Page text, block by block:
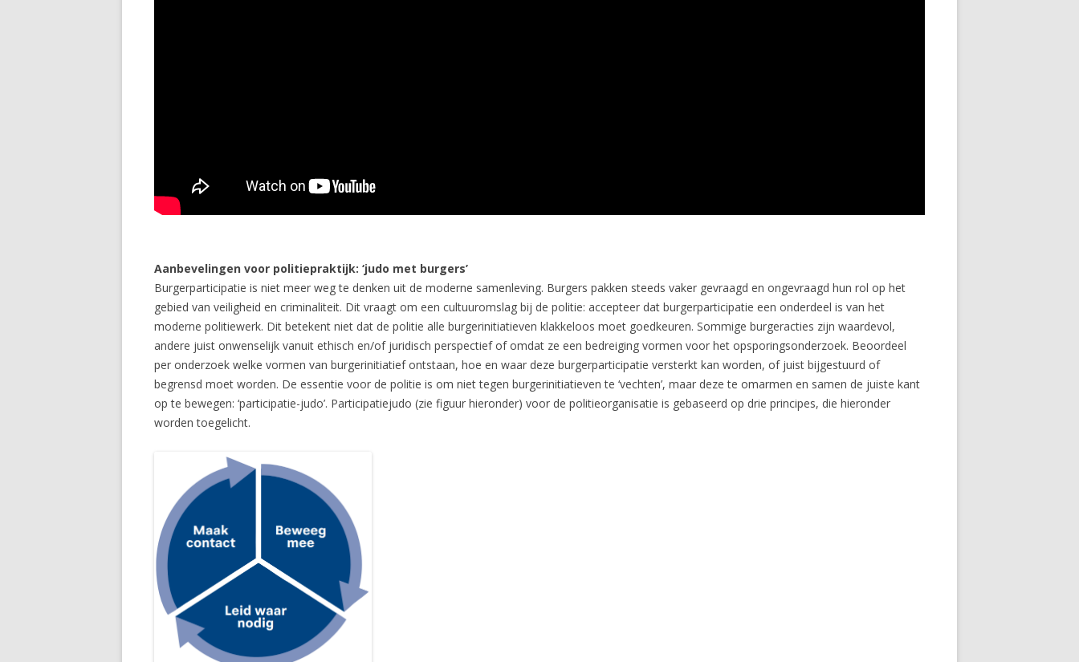
Aanbevelingen voor politiepraktijk: ‘judo met burgers’
Burgerparticipatie is niet meer weg te denken uit de moderne samenleving. Burgers pakken steeds vaker gevraagd en ongevraagd hun rol op het
gebied van veiligheid en criminaliteit. Dit vraagt om een cultuuromslag bij de politie: accepteer dat burgerparticipatie een onderdeel is van het
moderne politiewerk. Dit betekent niet dat de politie alle burgerinitiatieven klakkeloos moet goedkeuren. Sommige burgeracties zijn waardevol,
andere juist onwenselijk vanuit ethisch en/of juridisch perspectief of omdat ze een bedreiging vormen voor het opsporingsonderzoek. Beoordeel
per onderzoek welke vormen van burgerinitiatief ontstaan, hoe en waar deze burgerparticipatie versterkt kan worden, of juist bijgestuurd of
begrensd moet worden. De essentie voor de politie is om niet tegen burgerinitiatieven te ‘vechten’, maar deze te omarmen en samen de juiste kant
op te bewegen: ‘participatie-judo’. Participatiejudo (zie figuur hieronder) voor de politieorganisatie is gebaseerd op drie principes, die hieronder
worden toegelicht.